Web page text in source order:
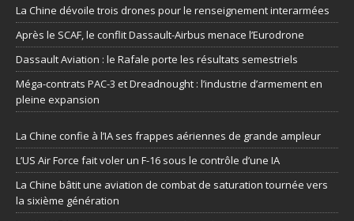
La Chine dévoile trois drones pour le renseignement interarmées
Après le SCAF, le conflit Dassault-Airbus menace l’Eurodrone
Dassault Aviation : le Rafale porte les résultats semestriels
Méga-contrats PAC-3 et Dreadnought : l’industrie d’armement en
pleine expansion
La Chine confie à l’IA ses frappes aériennes de grande ampleur
L’US Air Force fait voler un F-16 sous le contrôle d’une IA
La Chine bâtit une aviation de combat de saturation tournée vers
la sixième génération